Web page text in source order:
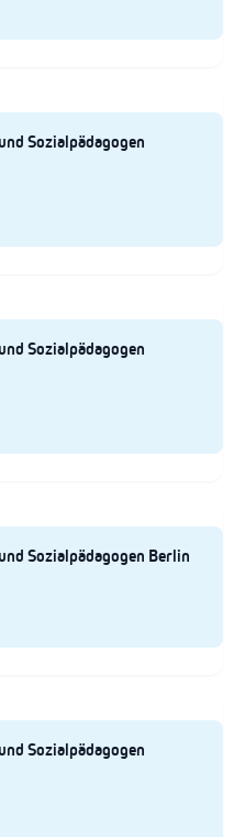
Sozialpädagogen
Sozialpädagogen
Sozialpädagogen Berlin
Sozialpädagogen